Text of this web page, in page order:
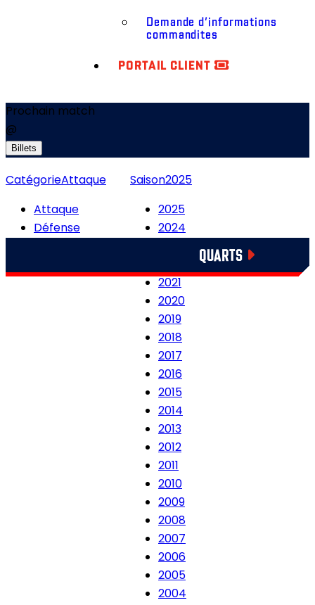
Demande d’informations
commandites
PORTAIL CLIENT
Prochain match
@
Billets
CatégorieAttaque
Attaque
Défense
Saison2025
2025
2024
2021
2020
2019
2018
2017
2016
2015
2014
2013
2012
2011
2010
2009
2008
2007
2006
2005
2004
QUARTS